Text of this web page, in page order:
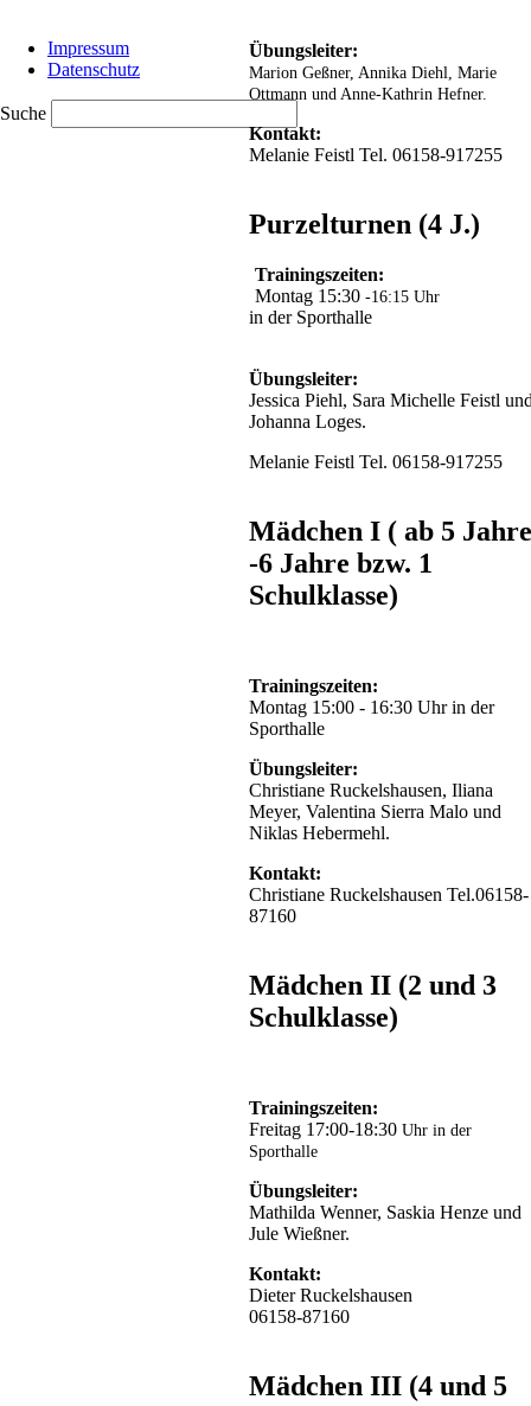
überspringen
Impressum
Datenschutz
Suche
hervorragend.
Geschlafen
wurde
(wenn
auch
immer
recht
einer
Mit
25
Personen
Klassenzimmer
jedoch
leicht
Am
alle
Kinder
ihre
Wettkämpfe.
wir
im
Stadion
die
Turngala,
verschiedene
Spitzensportler
zeigten
tolles
Programm.
Den
einige
Kinder
auf
konnte
man
sich
vielen
Spielen
sportlich
und
zum
Beispiel
ablegen.
Übungsleiter:
Marion Geßner, Annika Diehl, Marie
Ottmann und Anne-Kathrin Hefner.
Kontakt:
Melanie Feistl Tel. 06158-917255
Purzelturnen (4 J.)
Trainingszeiten:
Montag 15:30 -16:15 Uhr
in der Sporthalle
Übungsleiter:
Jessica Piehl, Sara Michelle Feistl
Johanna Loges.
Melanie Feistl Tel. 06158-917255
Mädchen I ( ab 5 Jahre
-6 Jahre bzw. 1
Schulklasse)
Trainingszeiten:
Montag 15:00 - 16:30 Uhr in der
Sporthalle
Übungsleiter:
Christiane Ruckelshausen, Iliana
Meyer, Valentina Sierra Malo und
Niklas Hebermehl.
Kontakt:
Christiane Ruckelshausen Tel.06158-
87160
Mädchen II (2 und 3
Schulklasse)
Trainingszeiten:
Freitag 17:00-18:30 Uhr in der
Sporthalle
Übungsleiter:
Mathilda Wenner, Saskia Henze und
Jule Wießner.
Kontakt:
Dieter Ruckelshausen
06158-87160
Mädchen III (4 und 5